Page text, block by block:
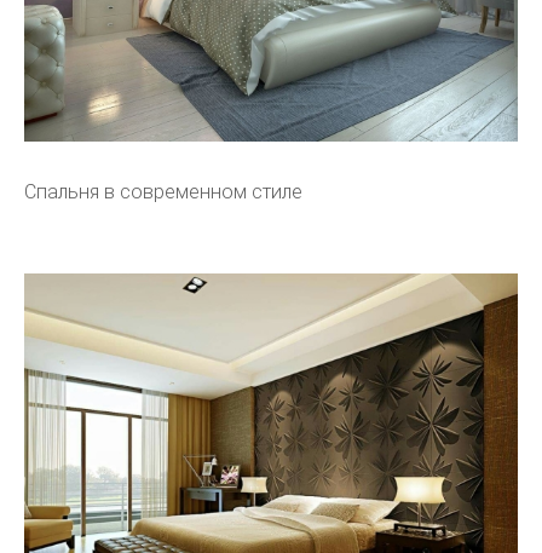
Спальня в современном стиле